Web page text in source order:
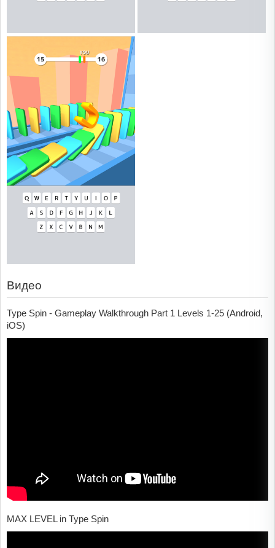
Видео
Type Spin - Gameplay Walkthrough Part 1 Levels 1-25 (Android,
iOS)
MAX LEVEL in Type Spin